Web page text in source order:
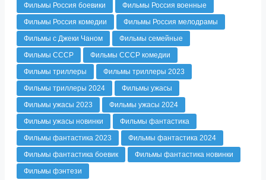
Фильмы Россия боевики
Фильмы Россия военные
Фильмы Россия комедии
Фильмы Россия мелодрамы
Фильмы с Джеки Чаном
Фильмы семейные
Фильмы СССР
Фильмы СССР комедии
Фильмы триллеры
Фильмы триллеры 2023
Фильмы триллеры 2024
Фильмы ужасы
Фильмы ужасы 2023
Фильмы ужасы 2024
Фильмы ужасы новинки
Фильмы фантастика
Фильмы фантастика 2023
Фильмы фантастика 2024
Фильмы фантастика боевик
Фильмы фантастика новинки
Фильмы фэнтези